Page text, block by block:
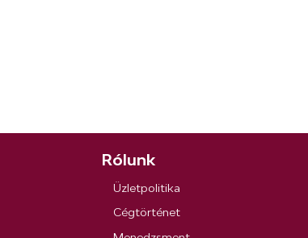
Rólunk
Üzletpolitika
Cégtörténet